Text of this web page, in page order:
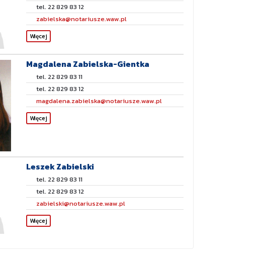
tel. 22 829 83 12
zabielska@notariusze.waw.pl
Więcej
Magdalena Zabielska-Gientka
tel. 22 829 83 11
tel. 22 829 83 12
magdalena.zabielska@notariusze.waw.pl
Więcej
Leszek Zabielski
tel. 22 829 83 11
tel. 22 829 83 12
zabielski@notariusze.waw.pl
Więcej